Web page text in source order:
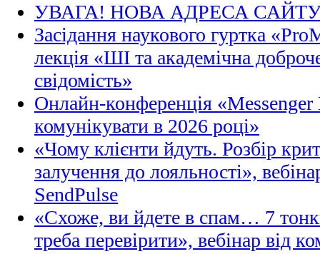
УВАГА! НОВА АДРЕСА
Засідання наукового гуртка
лекція «ШІ та академічна
свідомість»
Онлайн-конференція
комунікувати в 2026 році»
«Чому клієнти йдуть. Розбір
залучення до лояльності»,
SendPulse
«Схоже, ви йдете в спам… 7
треба перевірити», вебінар від